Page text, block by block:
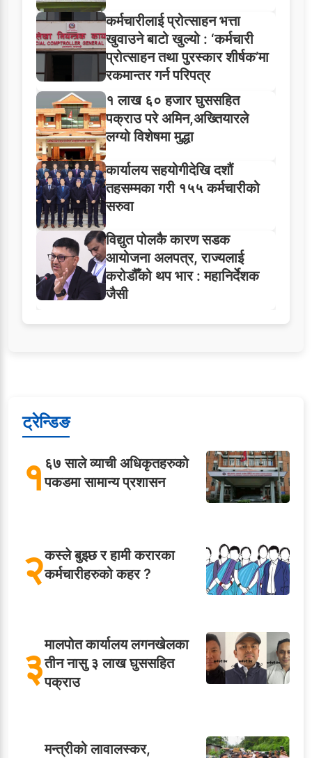
कर्मचारीलाई प्रोत्साहन भत्ता
खुवाउने बाटो खुल्यो : ‘कर्मचारी
प्रोत्साहन तथा पुरस्कार शीर्षक’मा
रकमान्तर गर्न परिपत्र
१ लाख ६० हजार घुससहित
पक्राउ परे अमिन,अख्तियारले
लग्यो विशेषमा मुद्धा
कार्यालय सहयोगीदेखि दशौं
तहसम्मका गरी १५५ कर्मचारीको
सरुवा
विद्युत पोलकै कारण सडक
आयोजना अलपत्र, राज्यलाई
करोडौँको थप भार : महानिर्देशक
जैसी
ट्रेन्डिङ
१६७ साले व्याची अधिकृतहरुको
पकडमा सामान्य प्रशासन
२कस्ले बुझ्छ र हामी करारका
कर्मचारीहरुको कहर ?
३मालपोत कार्यालय लगनखेलका
तीन नासु ३ लाख घुससहित
पक्राउ
मन्त्रीको लावालस्कर,